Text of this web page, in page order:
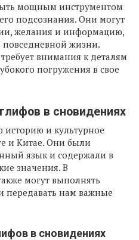
мощным инструментом
подсознания. Они могут
желания и информацию,
жизни.
внимания к деталям
погружения в свое
в сновидениях
и культурное
и Китае. Они были
язык и содержали в
значения. В
могут выполнять
передавать нам важные
в сновидениях